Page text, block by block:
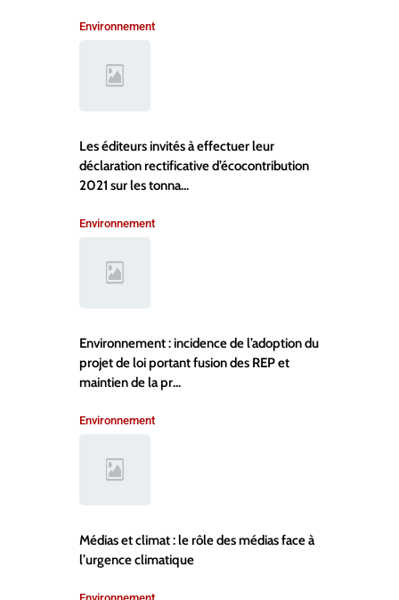
Les éditeurs invités à effectuer leur
déclaration rectificative d’écocontribution
2021 sur les tonna...
Environnement
Environnement : incidence de l’adoption du
projet de loi portant fusion des REP et
maintien de la pr...
Environnement
Médias et climat : le rôle des médias face à
l’urgence climatique
Environnement